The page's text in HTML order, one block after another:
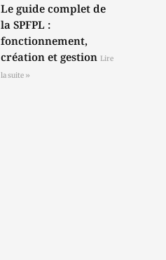
Le guide complet de
la SPFPL :
fonctionnement,
création et gestionLire
la suite »